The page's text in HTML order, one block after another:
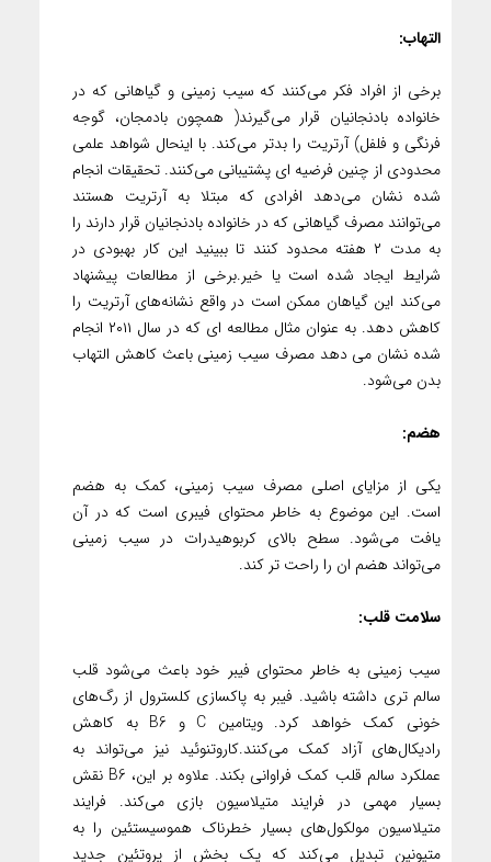
التهاب:
برخی از افراد فکر می‌کنند که سیب زمینی و گیاهانی که در
خانواده بادنجانیان قرار می‌گیرند( همچون بادمجان، گوجه
فرنگی و فلفل) آرتریت را بدتر می‌کند. با اینحال شواهد علمی
محدودی از چنین فرضیه ای پشتیبانی می‌کنند. تحقیقات انجام
شده نشان می‌دهد افرادی که مبتلا به آرتریت هستند
می‌توانند مصرف گیاهانی که در خانواده بادنجانیان قرار دارند را
به مدت ۲ هفته محدود کنند تا ببینید این کار بهبودی در
شرایط ایجاد شده است یا خیر.برخی از مطالعات پیشنهاد
می‌کند این گیاهان ممکن است در واقع نشانه‌های آرتریت را
کاهش دهد. به عنوان مثال مطالعه ای که در سال ۲۰۱۱ انجام
شده نشان می دهد مصرف سیب زمینی باعث کاهش التهاب
بدن می‌شود.
هضم:
یکی از مزایای اصلی مصرف سیب زمینی، کمک به هضم
است. این موضوع به خاطر محتوای فیبری است که در آن
یافت می‌شود. سطح بالای کربوهیدرات در سیب زمینی
می‌تواند هضم ان را راحت تر کند.
سلامت قلب:
سیب زمینی به خاطر محتوای فیبر خود باعث می‌شود قلب
سالم تری داشته باشید. فیبر به پاکسازی کلسترول از رگ‌های
خونی کمک خواهد کرد. ویتامین C و B6 به کاهش
رادیکال‌های آزاد کمک می‌کنند.کاروتنوئید نیز می‌تواند به
عملکرد سالم قلب کمک فراوانی بکند. علاوه بر این، B6 نقش
بسیار مهمی در فرایند متیلاسیون بازی می‌کند. فرایند
متیلاسیون مولکول‌های بسیار خطرناک هموسیستئین را به
متیونین تبدیل می‌کند که یک بخش از پروتئین جدید